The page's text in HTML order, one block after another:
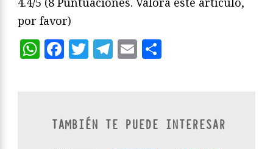
por favor)
WhatsApp
Facebook
Twitter
Telegram
Email
TAMBIÉN TE PUEDE INTERESAR